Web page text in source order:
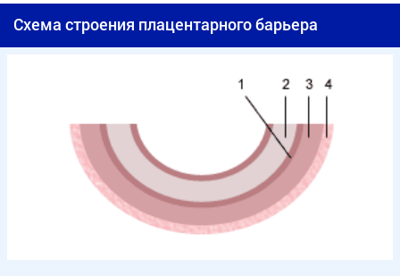
Схема строения плацентарного барьера